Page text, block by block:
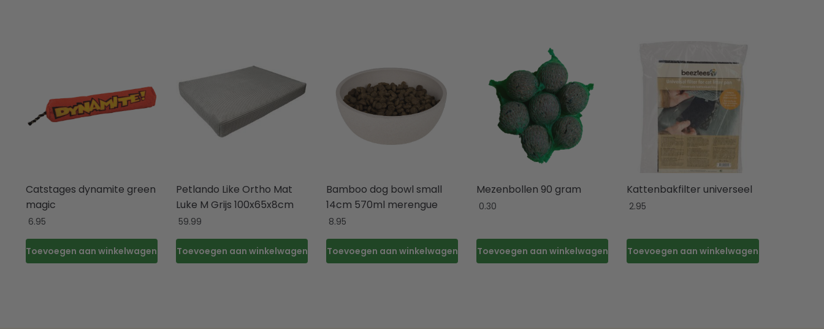
Catstages dynamite green
magic
6.95
Toevoegen aan winkelwagen
Petlando Like Ortho Mat
Luke M Grijs 100x65x8cm
59.99
Toevoegen aan winkelwagen
Bamboo dog bowl small
14cm 570ml merengue
8.95
Toevoegen aan winkelwagen
Mezenbollen 90 gram
0.30
Toevoegen aan winkelwagen
Kattenbakfilter universeel
2.95
Toevoegen aan winkelwagen